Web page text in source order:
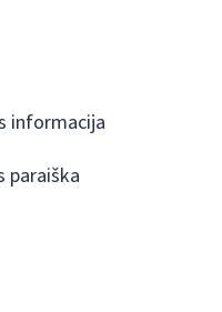
informacija
paraiška